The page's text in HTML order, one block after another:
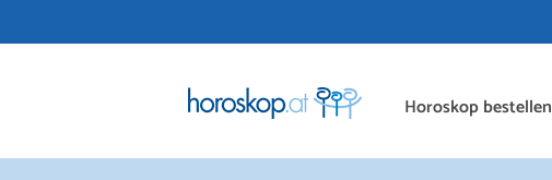
Horoskop bestellen